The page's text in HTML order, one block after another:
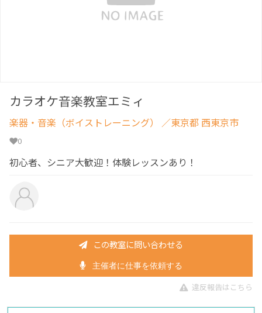
カラオケ音楽教室エミィ
楽器・音楽（ボイストレーニング） ／東京都 西東京市
0
初心者、シニア大歓迎！体験レッスンあり！
この教室に問い合わせる
主催者に仕事を依頼する
違反報告はこちら